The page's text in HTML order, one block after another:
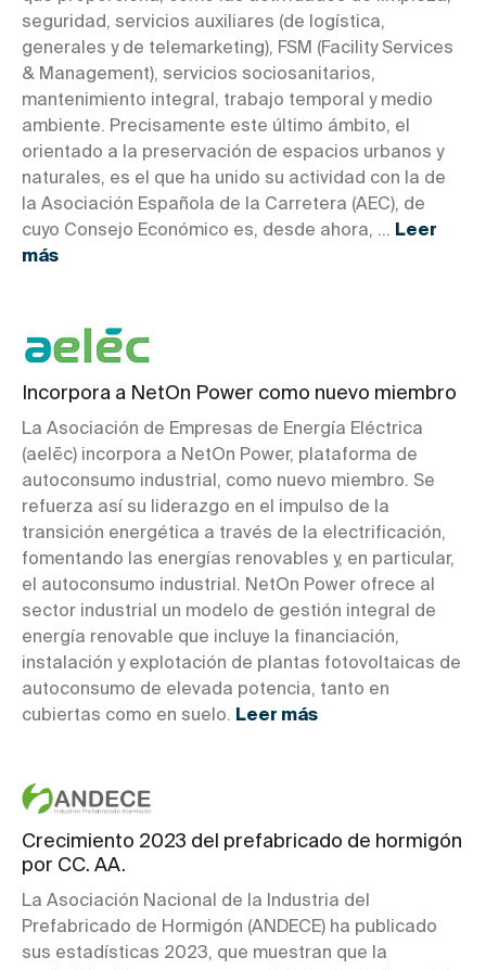
seguridad, servicios auxiliares (de logística,
generales y de telemarketing), FSM (Facility Services
& Management), servicios sociosanitarios,
mantenimiento integral, trabajo temporal y medio
ambiente. Precisamente este último ámbito, el
orientado a la preservación de espacios urbanos y
naturales, es el que ha unido su actividad con la de
la Asociación Española de la Carretera (AEC), de
cuyo Consejo Económico es, desde ahora, ... Leer
más
Incorpora a NetOn Power como nuevo miembro
La Asociación de Empresas de Energía Eléctrica
(aelēc) incorpora a NetOn Power, plataforma de
autoconsumo industrial, como nuevo miembro. Se
refuerza así su liderazgo en el impulso de la
transición energética a través de la electrificación,
fomentando las energías renovables y, en particular,
el autoconsumo industrial. NetOn Power ofrece al
sector industrial un modelo de gestión integral de
energía renovable que incluye la financiación,
instalación y explotación de plantas fotovoltaicas de
autoconsumo de elevada potencia, tanto en
cubiertas como en suelo. Leer más
Crecimiento 2023 del prefabricado de hormigón
por CC. AA.
La Asociación Nacional de la Industria del
Prefabricado de Hormigón (ANDECE) ha publicado
sus estadísticas 2023, que muestran que la